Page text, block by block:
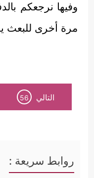
وفيها نرجعكم
مرة أخرى للبعث
التالي 56
روابط سريعة :